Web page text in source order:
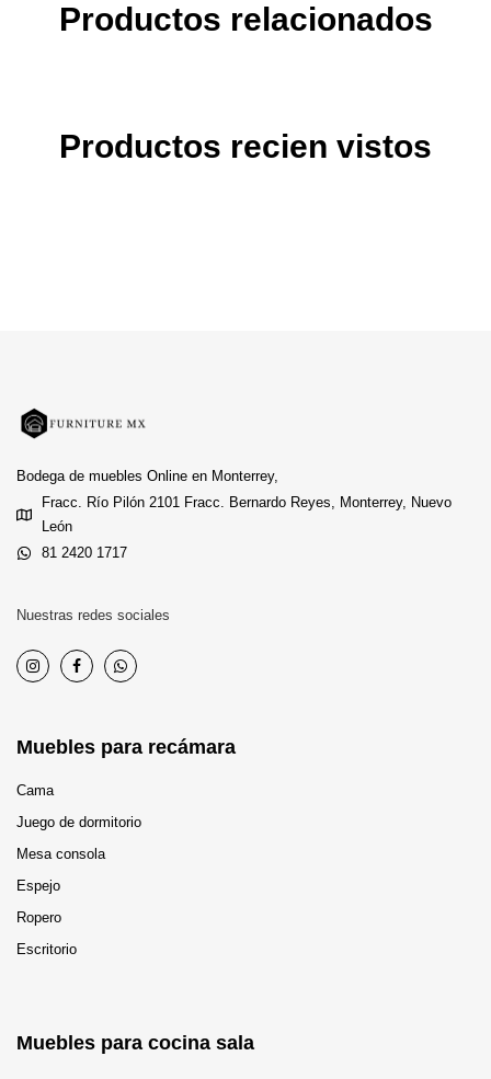
Productos relacionados
Productos recien vistos
Bodega de muebles Online en Monterrey,
Fracc. Río Pilón 2101 Fracc. Bernardo Reyes, Monterrey, Nuevo
León
81 2420 1717
Nuestras redes sociales
Muebles para recámara
Cama
Juego de dormitorio
Mesa consola
Espejo
Ropero
Escritorio
Muebles para cocina sala